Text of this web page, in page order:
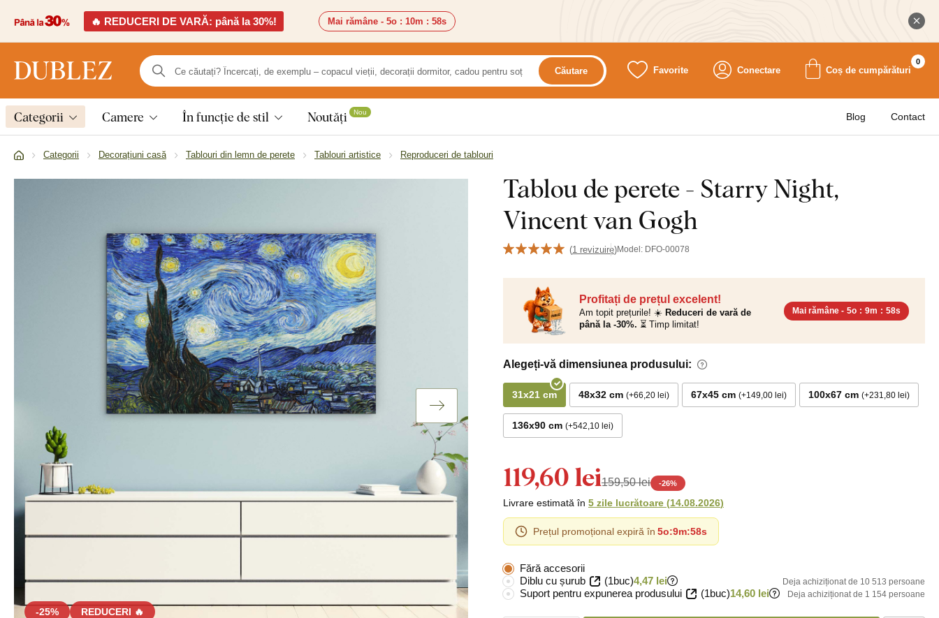
🔥 REDUCERI DE VARĂ: până la 30%! Mai rămâne - 5o : 10m : 57s
Căutare Favorite Conectare Coș de cumpărături
0
Categorii Camere În funcție de stil Noutăți Nou Blog Contact
Categorii Decorațiuni casă Tablouri din lemn de perete Tablouri artistice Reproduceri de tablouri
Tablou de perete - Starry Night,
Vincent van Gogh
(1 revizuire)Model: DFO-00078
-25% REDUCERI 🔥
Profitați de prețul excelent!
Am topit prețurile! ☀️ Reduceri de vară de
până la -30%. ⏳ Timp limitat!
Mai rămâne - 5o : 9m : 56s
Alegeți-vă dimensiunea produsului:
31x21 cm 48x32 cm +66,20 lei 67x45 cm +149,00 lei 100x67 cm +231,80 lei
136x90 cm +542,10 lei
119,60 lei159,50 lei -26%
Livrare estimată în 5 zile lucrătoare (14.08.2026)
Prețul promoțional expiră în 5o:9m:56s
Fără accesorii
Diblu cu șurub
(1buc)4,47 lei Deja achiziționat de 10 513 persoane
Suport pentru expunerea produsului (1buc)14,60 lei Deja achiziționat de 1 154 persoane